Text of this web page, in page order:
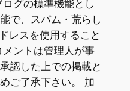
グの標準機能とし
で、スパム・荒らし
レスを使用すること
ントは管理人が事
認した上での掲載と
ご了承下さい。 加